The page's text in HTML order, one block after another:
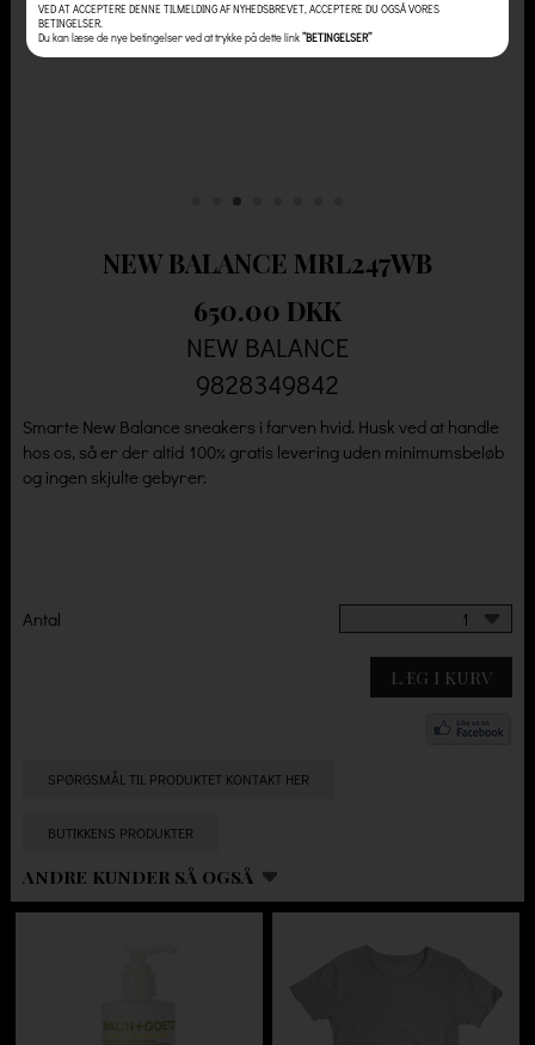
NEW BALANCE MRL247WB
650.00 DKK
NEW BALANCE
9828349842
Smarte New Balance sneakers i farven hvid. Husk ved at handle
hos os, så er der altid 100% gratis levering uden minimumsbeløb
og ingen skjulte gebyrer.
Antal 1
LÆG I KURV
SPØRGSMÅL TIL PRODUKTET KONTAKT HER
BUTIKKENS PRODUKTER
ANDRE KUNDER SÅ OGSÅ
VED AT ACCEPTERE DENNE TILMELDING AF NYHEDSBREVET, ACCEPTERE DU OGSÅ VORES
BETINGELSER.
Du kan læse de nye betingelser ved at trykke på dette link”BETINGELSER”